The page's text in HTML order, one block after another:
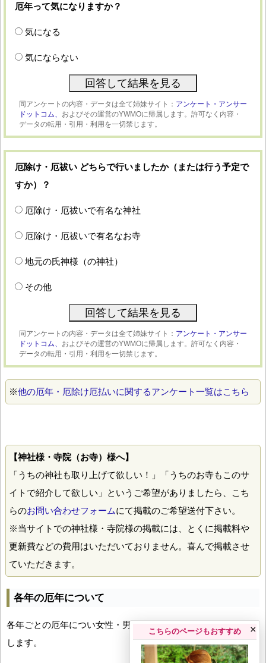
厄年って気になりますか？
気になる
気にならない
同アンケートの内容・データは全て姉妹サイト： アンケート・アンサー
ドットコム、 およびその運営のYWMOに帰属します。許可なく内容・
データの転用・引用・利用を一切禁じます。
厄除け・厄祓い どちらで行いましたか（または行う予定で
すか）？
厄除け・厄祓いで有名な神社
厄除け・厄祓いで有名なお寺
地元の氏神様（の神社）
その他
同アンケートの内容・データは全て姉妹サイト： アンケート・アンサー
ドットコム、 およびその運営のYWMOに帰属します。許可なく内容・
データの転用・引用・利用を一切禁じます。
※他の厄年・厄除け厄払いに関するアンケート一覧はこちら
【神社様・寺院（お寺）様へ】
「うちの神社も取り上げて欲しい！」「うちのお寺もこのサ
イトで紹介して欲しい」というご希望がありましたら、こち
らのお問い合わせフォームにて掲載のご希望送付下さい。
※当サイトでの神社様・寺院様の掲載には、とくに掲載料や
更新費などの費用はいただいておりません。喜んで掲載させ
ていただきます。
各年の厄年について
各年ごとの厄年につい女性・男性の年齢早見表とともにお伝え
します。
こちらのページもおすすめ ×